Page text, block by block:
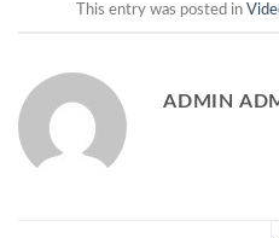
This entry was posted in
ADMIN